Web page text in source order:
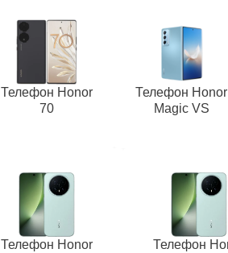
Телефон Honor
70
Телефон Honor
Magic VS
Телефон Honor
Телефон